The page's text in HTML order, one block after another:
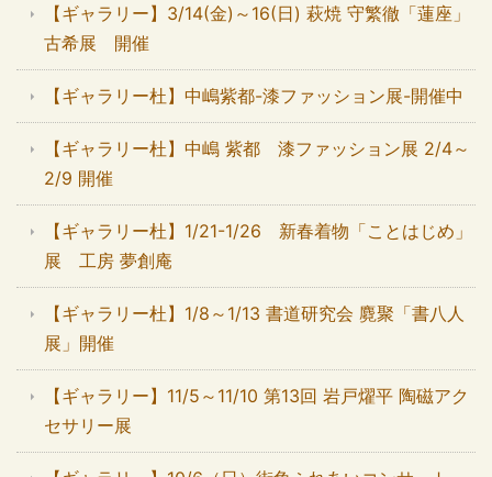
【ギャラリー】3/14(金)～16(日) 萩焼 守繁徹「蓮座」
古希展 開催
【ギャラリー杜】中嶋紫都-漆ファッション展-開催中
【ギャラリー杜】中嶋 紫都 漆ファッション展 2/4～
2/9 開催
【ギャラリー杜】1/21-1/26 新春着物「ことはじめ」
展 工房 夢創庵
【ギャラリー杜】1/8～1/13 書道研究会 麑聚「書八人
展」開催
【ギャラリー】11/5～11/10 第13回 岩戸燿平 陶磁アク
セサリー展